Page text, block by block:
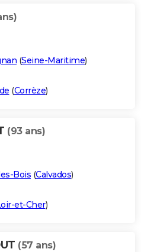
(Seine-Maritime)
(Corrèze)
(93 ans)
Bois (Calvados)
et-Cher)
(57 ans)